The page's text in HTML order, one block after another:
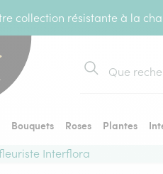
collection résistante à la
Rechercher
Bouquets Roses Plantes
Interflora